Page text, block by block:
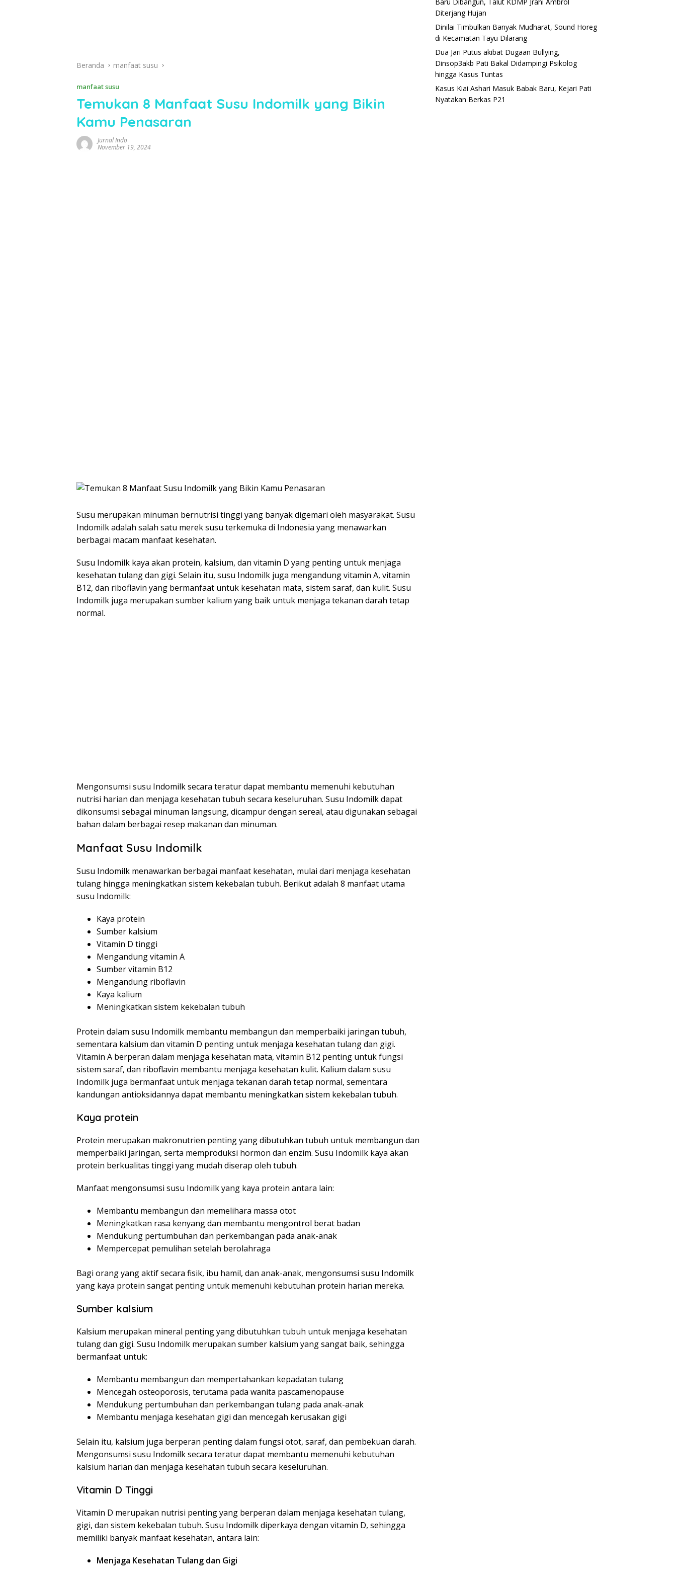
Beranda manfaat susu
manfaat susu
Temukan 8 Manfaat Susu Indomilk yang Bikin
Kamu Penasaran
Jurnal Indo
November 19, 2024
Susu merupakan minuman bernutrisi tinggi yang banyak digemari oleh masyarakat. Susu
Indomilk adalah salah satu merek susu terkemuka di Indonesia yang menawarkan
berbagai macam manfaat kesehatan.
Susu Indomilk kaya akan protein, kalsium, dan vitamin D yang penting untuk menjaga
kesehatan tulang dan gigi. Selain itu, susu Indomilk juga mengandung vitamin A, vitamin
B12, dan riboflavin yang bermanfaat untuk kesehatan mata, sistem saraf, dan kulit. Susu
Indomilk juga merupakan sumber kalium yang baik untuk menjaga tekanan darah tetap
normal.
Mengonsumsi susu Indomilk secara teratur dapat membantu memenuhi kebutuhan
nutrisi harian dan menjaga kesehatan tubuh secara keseluruhan. Susu Indomilk dapat
dikonsumsi sebagai minuman langsung, dicampur dengan sereal, atau digunakan sebagai
bahan dalam berbagai resep makanan dan minuman.
Manfaat Susu Indomilk
Susu Indomilk menawarkan berbagai manfaat kesehatan, mulai dari menjaga kesehatan
tulang hingga meningkatkan sistem kekebalan tubuh. Berikut adalah 8 manfaat utama
susu Indomilk:
Kaya protein
Sumber kalsium
Vitamin D tinggi
Mengandung vitamin A
Sumber vitamin B12
Mengandung riboflavin
Kaya kalium
Meningkatkan sistem kekebalan tubuh
Protein dalam susu Indomilk membantu membangun dan memperbaiki jaringan tubuh,
sementara kalsium dan vitamin D penting untuk menjaga kesehatan tulang dan gigi.
Vitamin A berperan dalam menjaga kesehatan mata, vitamin B12 penting untuk fungsi
sistem saraf, dan riboflavin membantu menjaga kesehatan kulit. Kalium dalam susu
Indomilk juga bermanfaat untuk menjaga tekanan darah tetap normal, sementara
kandungan antioksidannya dapat membantu meningkatkan sistem kekebalan tubuh.
Kaya protein
Protein merupakan makronutrien penting yang dibutuhkan tubuh untuk membangun dan
memperbaiki jaringan, serta memproduksi hormon dan enzim. Susu Indomilk kaya akan
protein berkualitas tinggi yang mudah diserap oleh tubuh.
Manfaat mengonsumsi susu Indomilk yang kaya protein antara lain:
Membantu membangun dan memelihara massa otot
Meningkatkan rasa kenyang dan membantu mengontrol berat badan
Mendukung pertumbuhan dan perkembangan pada anak-anak
Mempercepat pemulihan setelah berolahraga
Bagi orang yang aktif secara fisik, ibu hamil, dan anak-anak, mengonsumsi susu Indomilk
yang kaya protein sangat penting untuk memenuhi kebutuhan protein harian mereka.
Sumber kalsium
Kalsium merupakan mineral penting yang dibutuhkan tubuh untuk menjaga kesehatan
tulang dan gigi. Susu Indomilk merupakan sumber kalsium yang sangat baik, sehingga
bermanfaat untuk:
Membantu membangun dan mempertahankan kepadatan tulang
Mencegah osteoporosis, terutama pada wanita pascamenopause
Mendukung pertumbuhan dan perkembangan tulang pada anak-anak
Membantu menjaga kesehatan gigi dan mencegah kerusakan gigi
Selain itu, kalsium juga berperan penting dalam fungsi otot, saraf, dan pembekuan darah.
Mengonsumsi susu Indomilk secara teratur dapat membantu memenuhi kebutuhan
kalsium harian dan menjaga kesehatan tubuh secara keseluruhan.
Vitamin D Tinggi
Vitamin D merupakan nutrisi penting yang berperan dalam menjaga kesehatan tulang,
gigi, dan sistem kekebalan tubuh. Susu Indomilk diperkaya dengan vitamin D, sehingga
memiliki banyak manfaat kesehatan, antara lain:
Menjaga Kesehatan Tulang dan Gigi
Diterjang Hujan
Dinilai Timbulkan Banyak Mudharat, Sound Horeg
di Kecamatan Tayu Dilarang
Dua Jari Putus akibat Dugaan Bullying,
Dinsop3akb Pati Bakal Didampingi Psikolog
hingga Kasus Tuntas
Kasus Kiai Ashari Masuk Babak Baru, Kejari Pati
Nyatakan Berkas P21